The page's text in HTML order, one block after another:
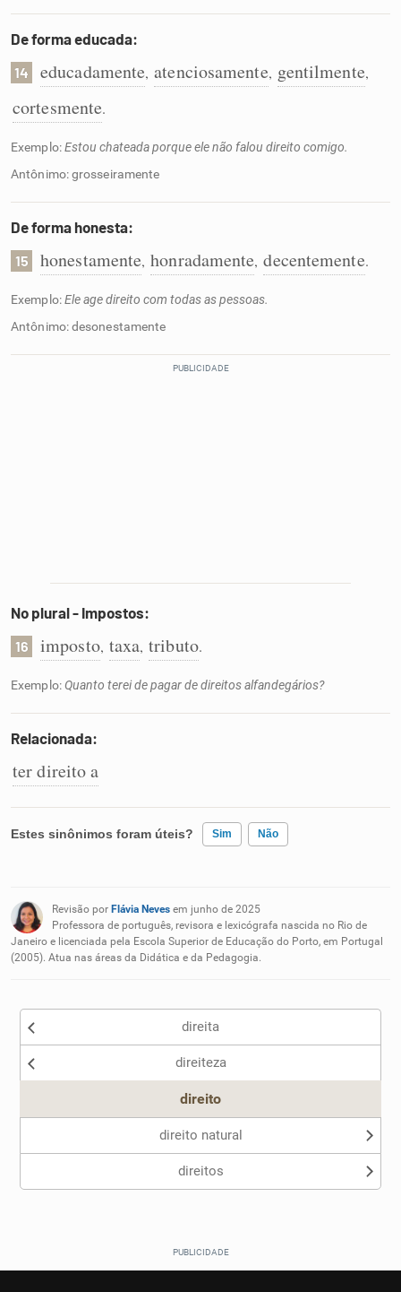
De forma educada:
14 educadamente, atenciosamente, gentilmente,
cortesmente.
Exemplo:Estou chateada porque ele não falou direito comigo.
Antônimo: grosseiramente
De forma honesta:
15 honestamente, honradamente, decentemente.
Exemplo:Ele age direito com todas as pessoas.
Antônimo: desonestamente
No plural - Impostos:
16 imposto, taxa, tributo.
Exemplo:Quanto terei de pagar de direitos alfandegários?
Relacionada:
ter direito a
Estes sinônimos foram úteis? Sim Não
Nenhum dos sinônimos apresentados me ajudou
Outro
Revisão por Flávia Neves em junho de 2025
Professora de português, revisora e lexicógrafa nascida no Rio de
Janeiro e licenciada pela Escola Superior de Educação do Porto, em Portugal
(2005). Atua nas áreas da Didática e da Pedagogia.
direita
direiteza
direito
direito natural
direitos